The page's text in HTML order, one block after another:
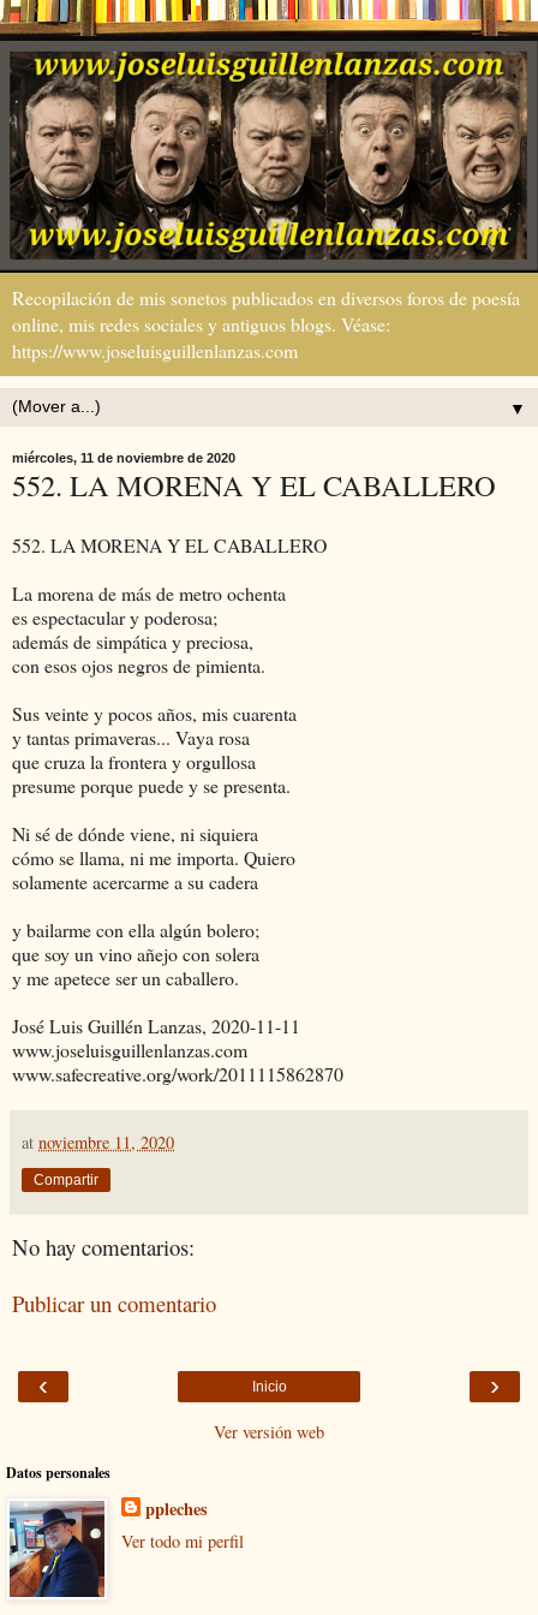
Recopilación de mis sonetos publicados en diversos foros de poesía
online, mis redes sociales y antiguos blogs. Véase:
https://www.joseluisguillenlanzas.com
▼
miércoles, 11 de noviembre de 2020
552. LA MORENA Y EL CABALLERO
552. LA MORENA Y EL CABALLERO
La morena de más de metro ochenta
es espectacular y poderosa;
además de simpática y preciosa,
con esos ojos negros de pimienta.
Sus veinte y pocos años, mis cuarenta
y tantas primaveras... Vaya rosa
que cruza la frontera y orgullosa
presume porque puede y se presenta.
Ni sé de dónde viene, ni siquiera
cómo se llama, ni me importa. Quiero
solamente acercarme a su cadera
y bailarme con ella algún bolero;
que soy un vino añejo con solera
y me apetece ser un caballero.
José Luis Guillén Lanzas, 2020-11-11
www.joseluisguillenlanzas.com
www.safecreative.org/work/2011115862870
at noviembre 11, 2020
Compartir
No hay comentarios:
Publicar un comentario
‹ ›
Inicio
Ver versión web
Datos personales
ppleches
Ver todo mi perfil